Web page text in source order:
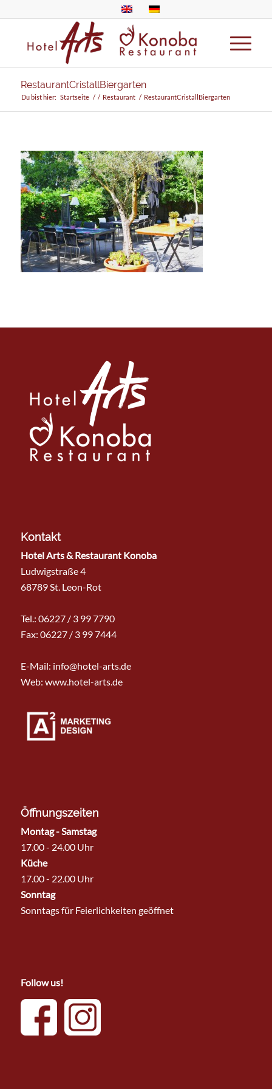
RestaurantCristallBiergarten
Du bist hier: Startseite / / Restaurant / RestaurantCristallBiergarten
Kontakt
Hotel Arts & Restaurant Konoba
Ludwigstraße 4
68789 St. Leon-Rot
Tel.: 06227 / 3 99 7790
Fax: 06227 / 3 99 7444
E-Mail: info@hotel-arts.de
Web: www.hotel-arts.de
Öffnungszeiten
Montag - Samstag
17.00 - 24.00 Uhr
Küche
17.00 - 22.00 Uhr
Sonntag
Sonntags für Feierlichkeiten geöffnet
Follow us!